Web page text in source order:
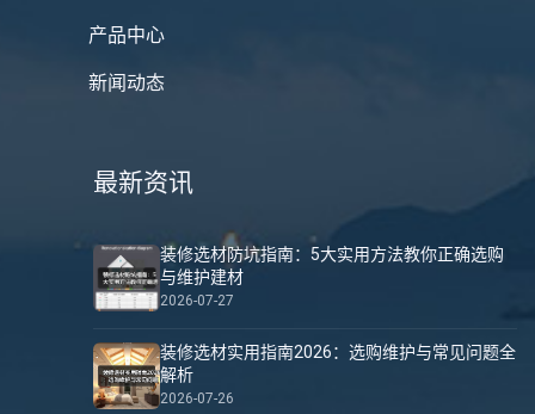
产品中心
新闻动态
最新资讯
装修选材防坑指南：5大实用方法教你正确选购
与维护建材
2026-07-27
装修选材实用指南2026：选购维护与常见问题全
解析
2026-07-26